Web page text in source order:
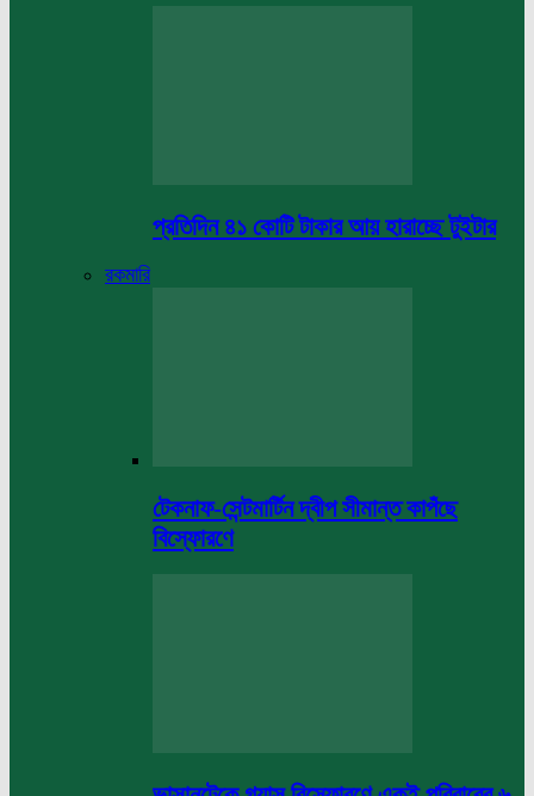
প্রতিদিন ৪১ কোটি টাকার আয় হারাচ্ছে টুইটার
রকমারি
টেকনাফ-সেন্টমার্টিন দ্বীপ সীমান্ত কাপঁছে
বিস্ফোরণে